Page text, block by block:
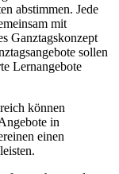
abstimmen. Jede
mit
Ganztagskonzept
sollen
Lernangebote
können
in
einen